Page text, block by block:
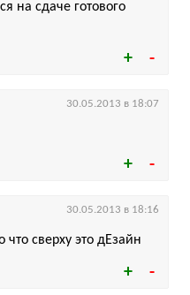
на сдаче готового
30.05.2013 в 18:07
сверху это дЕзайн
30.05.2013 в 18:16